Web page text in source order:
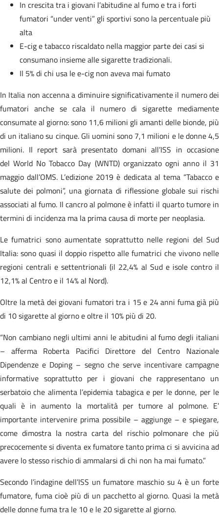
In crescita tra i giovani l’abitudine al fumo e tra i forti
fumatori “under venti” gli sportivi sono la percentuale più
alta
E-cig e tabacco riscaldato nella maggior parte dei casi si
consumano insieme alle sigarette tradizionali.
Il 5% di chi usa le e-cig non aveva mai fumato
In Italia non accenna a diminuire significativamente il numero dei
fumatori anche se cala il numero di sigarette mediamente
consumate al giorno: sono 11,6 milioni gli amanti delle bionde, più
di un italiano su cinque. Gli uomini sono 7,1 milioni e le donne 4,5
milioni. Il report sarà presentato domani all’ISS in occasione
del World No Tobacco Day (WNTD) organizzato ogni anno il 31
maggio dall’OMS. L’edizione 2019 è dedicata al tema “Tabacco e
salute dei polmoni”, una giornata di riflessione globale sui rischi
associati al fumo. Il cancro al polmone è infatti il quarto tumore in
termini di incidenza ma la prima causa di morte per neoplasia.
Le fumatrici sono aumentate soprattutto nelle regioni del Sud
Italia: sono quasi il doppio rispetto alle fumatrici che vivono nelle
regioni centrali e settentrionali (il 22,4% al Sud e isole contro il
12,1% al Centro e il 14% al Nord).
Oltre la metà dei giovani fumatori tra i 15 e 24 anni fuma già più
di 10 sigarette al giorno e oltre il 10% più di 20.
“Non cambiano negli ultimi anni le abitudini al fumo degli italiani
– afferma Roberta Pacifici Direttore del Centro Nazionale
Dipendenze e Doping – segno che serve incentivare campagne
informative soprattutto per i giovani che rappresentano un
serbatoio che alimenta l’epidemia tabagica e per le donne, per le
quali è in aumento la mortalità per tumore al polmone. E’
importante intervenire prima possibile – aggiunge – e spiegare,
come dimostra la nostra carta del rischio polmonare che più
precocemente si diventa ex fumatore tanto prima ci si avvicina ad
avere lo stesso rischio di ammalarsi di chi non ha mai fumato.”
Secondo l’indagine dell’ISS un fumatore maschio su 4 è un forte
fumatore, fuma cioè più di un pacchetto al giorno. Quasi la metà
delle donne fuma tra le 10 e le 20 sigarette al giorno.